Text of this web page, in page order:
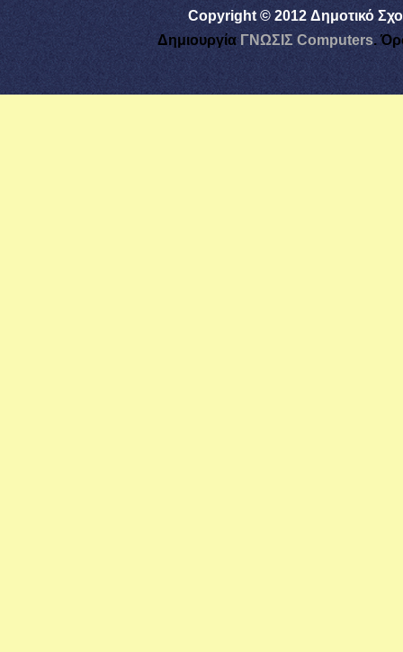
Copyright © 2012 Δημοτικό
Δημιουργία ΓΝΩΣΙΣ Computers.